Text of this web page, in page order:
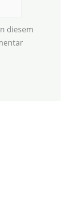
diesem